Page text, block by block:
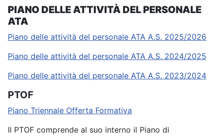
PIANO DELLE ATTIVITÀ DEL PERSONALE
ATA
Piano delle attività del personale ATA A.S. 2025/2026
Piano delle attività del personale ATA A.S. 2024/2025
Piano delle attività del personale ATA A.S. 2023/2024
PTOF
Piano Triennale Offerta Formativa
Il PTOF comprende al suo interno il Piano di